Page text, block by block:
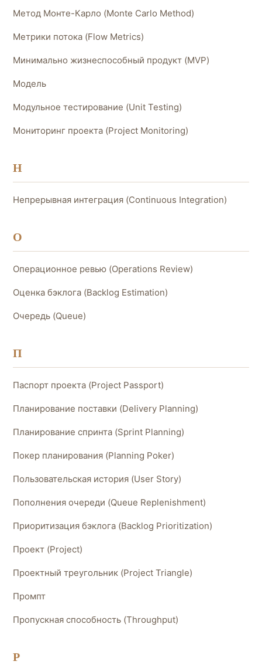
Метод Монте-Карло (Monte Carlo Method)
Метрики потока (Flow Metrics)
Минимально жизнеспособный продукт (MVP)
Модель
Модульное тестирование (Unit Testing)
Мониторинг проекта (Project Monitoring)
Н
Непрерывная интеграция (Continuous Integration)
О
Операционное ревью (Operations Review)
Оценка бэклога (Backlog Estimation)
Очередь (Queue)
П
Паспорт проекта (Project Passport)
Планирование поставки (Delivery Planning)
Планирование спринта (Sprint Planning)
Покер планирования (Planning Poker)
Пользовательская история (User Story)
Пополнения очереди (Queue Replenishment)
Приоритизация бэклога (Backlog Prioritization)
Проект (Project)
Проектный треугольник (Project Triangle)
Промпт
Пропускная способность (Throughput)
Р